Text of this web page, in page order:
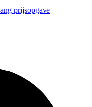
prijsopgave